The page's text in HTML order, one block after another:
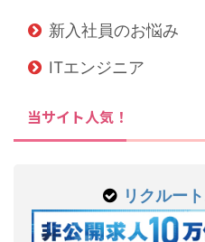
新入社員のお悩み
ITエンジニア
当サイト人気！
リクルー